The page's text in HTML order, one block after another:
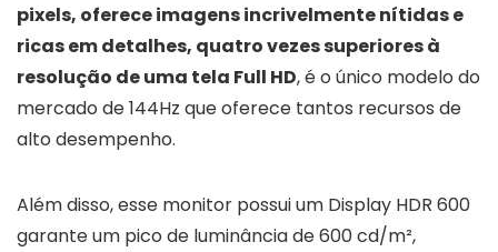
pixels, oferece imagens incrivelmente nítidas e
ricas em detalhes, quatro vezes superiores à
resolução de uma tela Full HD, é o único modelo do
mercado de 144Hz que oferece tantos recursos de
alto desempenho.
Além disso, esse monitor possui um Display HDR 600
garante um pico de luminância de 600 cd/m²,